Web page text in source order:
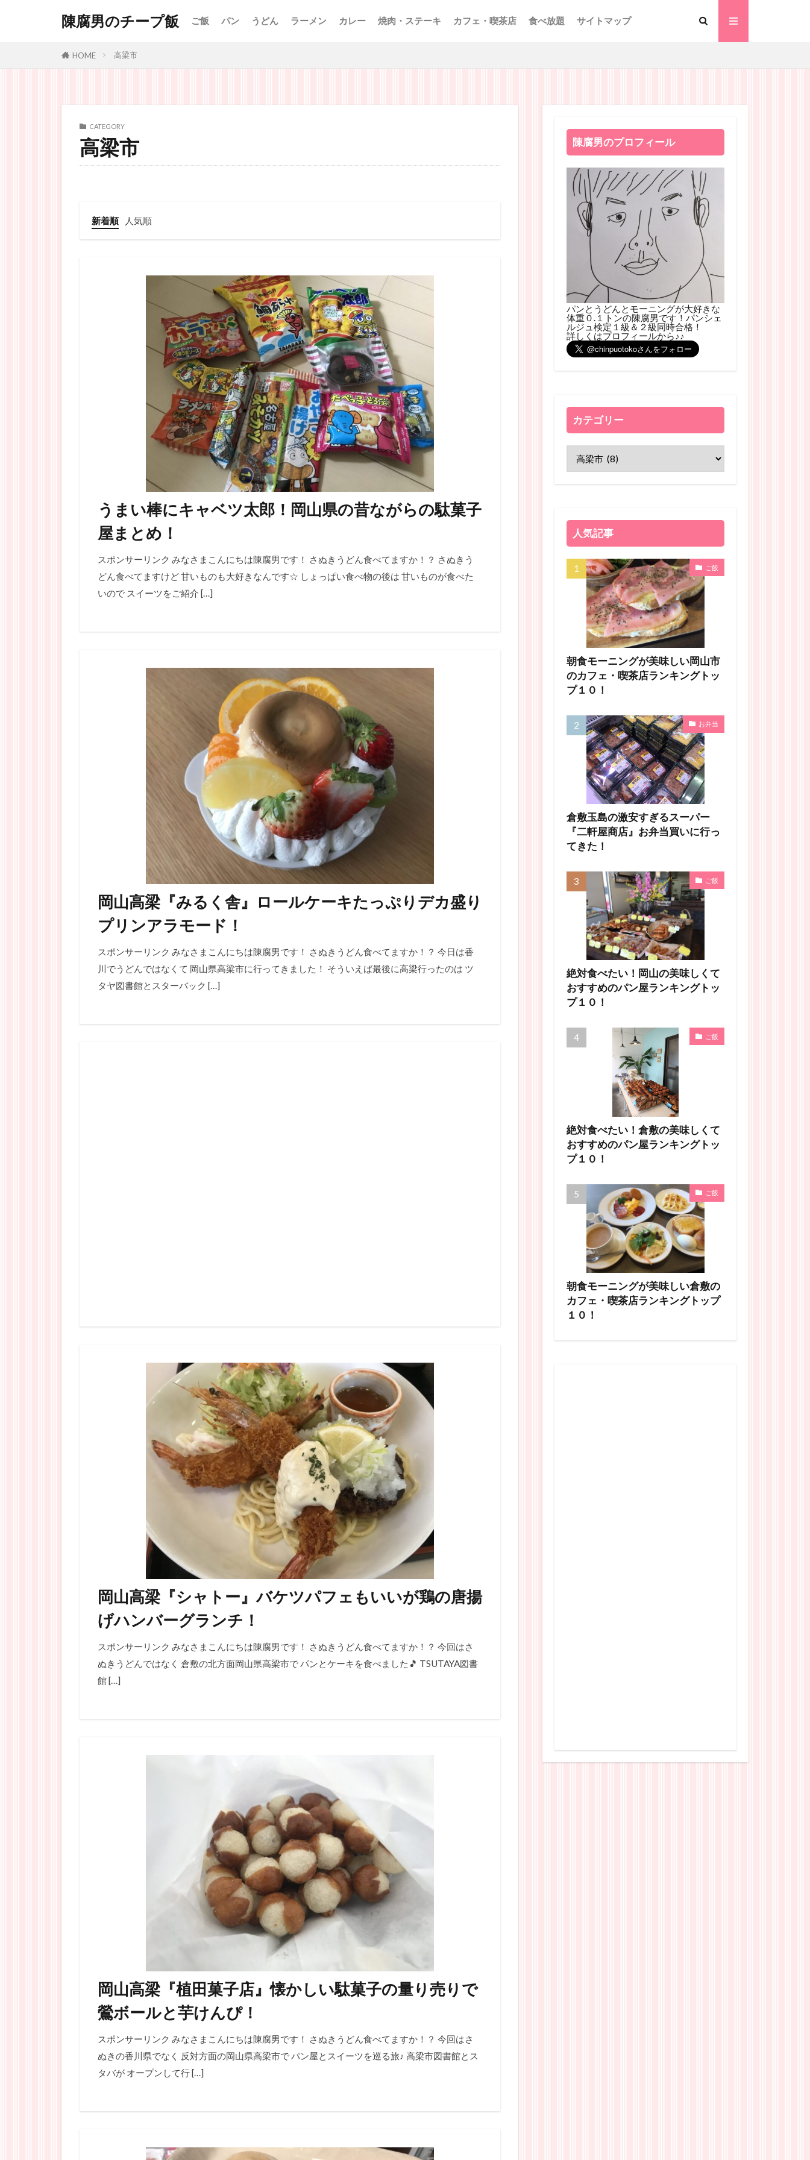
陳腐男のチープ飯 ご飯 パン うどん ラーメン カレー 焼肉・ステーキ カフェ・喫茶店 食べ放題 サイトマップ
HOME 高梁市
CATEGORY
高梁市
新着順 人気順
うまい棒にキャベツ太郎！岡山県の昔ながらの駄菓子
屋まとめ！
スポンサーリンク みなさまこんにちは陳腐男です！ さぬきうどん食べてますか！？ さぬきう
どん食べてますけど 甘いものも大好きなんです☆ しょっぱい食べ物の後は 甘いものが食べた
いので スイーツをご紹介 […]
岡山高梁『みるく舎』ロールケーキたっぷりデカ盛り
プリンアラモード！
スポンサーリンク みなさまこんにちは陳腐男です！ さぬきうどん食べてますか！？ 今日は香
川でうどんではなくて 岡山県高梁市に行ってきました！ そういえば最後に高梁行ったのは ツ
タヤ図書館とスターバック […]
岡山高梁『シャトー』バケツパフェもいいが鶏の唐揚
げハンバーグランチ！
スポンサーリンク みなさまこんにちは陳腐男です！ さぬきうどん食べてますか！？ 今回はさ
ぬきうどんではなく 倉敷の北方面岡山県高梁市で パンとケーキを食べました🎵 TSUTAYA図書
館 […]
岡山高梁『植田菓子店』懐かしい駄菓子の量り売りで
鶯ボールと芋けんぴ！
スポンサーリンク みなさまこんにちは陳腐男です！ さぬきうどん食べてますか！？ 今回はさ
ぬきの香川県でなく 反対方面の岡山県高梁市で パン屋とスイーツを巡る旅♪ 高梁市図書館とス
タバが オープンして行 […]
陳腐男のプロフィール
パンとうどんとモーニングが大好きな
体重０.１トンの陳腐男です！パンシェ
ルジュ検定１級＆２級同時合格！
詳しくはプロフィールから♪♪
カテゴリー
人気記事
ご飯
朝食モーニングが美味しい岡山市
のカフェ・喫茶店ランキングトッ
プ１０！
お弁当
倉敷玉島の激安すぎるスーパー
『二軒屋商店』お弁当買いに行っ
てきた！
ご飯
絶対食べたい！岡山の美味しくて
おすすめのパン屋ランキングトッ
プ１０！
ご飯
絶対食べたい！倉敷の美味しくて
おすすめのパン屋ランキングトッ
プ１０！
ご飯
朝食モーニングが美味しい倉敷の
カフェ・喫茶店ランキングトップ
１０！